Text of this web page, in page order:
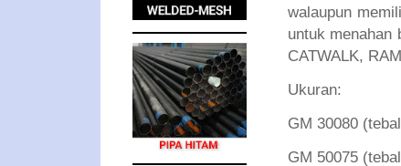
walaupun
untuk menahan
CATWALK,
Ukuran:
GM 30080
GM 50075